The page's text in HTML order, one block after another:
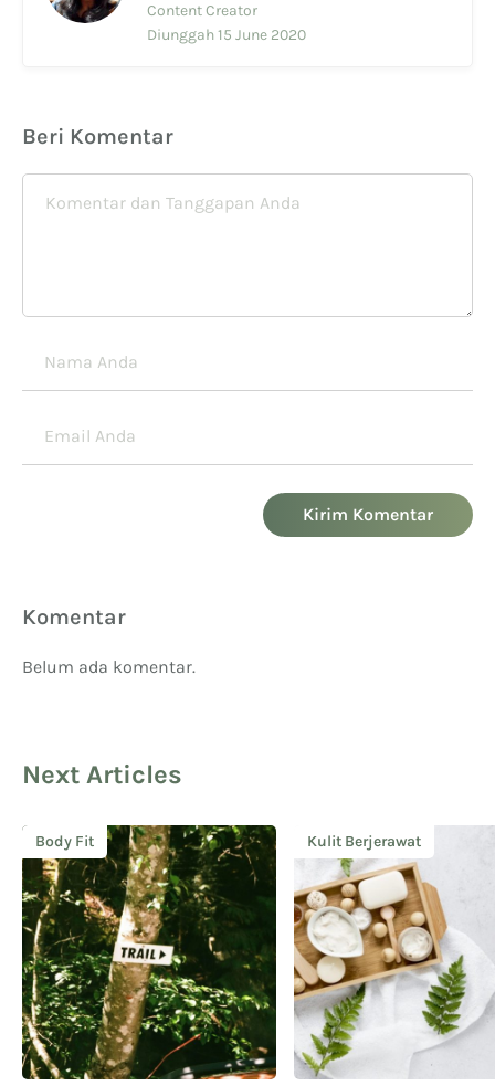
Content Creator
Diunggah 15 June 2020
Beri Komentar
Kirim Komentar
Komentar
Belum ada komentar.
Next Articles
Body Fit Kulit Berjerawat